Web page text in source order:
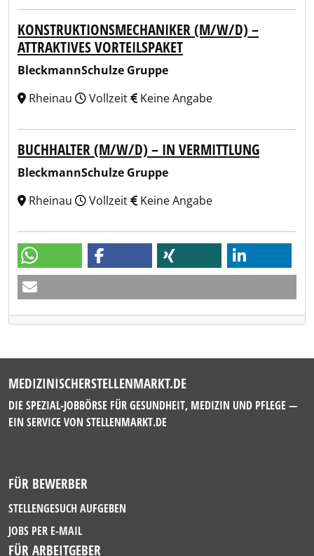
KONSTRUKTIONSMECHANIKER (M/W/D) –
ATTRAKTIVES VORTEILSPAKET
BleckmannSchulze Gruppe
Rheinau
Vollzeit Keine Angabe
BUCHHALTER (M/W/D) – IN VERMITTLUNG
BleckmannSchulze Gruppe
Rheinau
Vollzeit Keine Angabe
MEDIZINISCHERSTELLENMARKT.DE
DIE SPEZIAL-JOBBÖRSE FÜR GESUNDHEIT, MEDIZIN UND PFLEGE —
EIN SERVICE VON STELLENMARKT.DE
FÜR BEWERBER
STELLENGESUCH AUFGEBEN
JOBS PER E-MAIL
FÜR ARBEITGEBER